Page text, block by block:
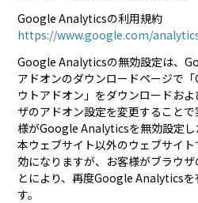
Google Analyticsの利用規約
https://www.google.com/
Google Analyticsの無効設定は、
アドオンのダウンロードページで
ウトアドオン」をダウンロードお
ザのアドオン設定を変更すること
様がGoogle Analyticsを無効設定し
本ウェブサイト以外のウェブサイ
効になりますが、お客様がブラウ
とにより、再度Google Analytics
す。